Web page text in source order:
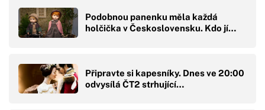
Podobnou panenku měla každá
holčička v Československu. Kdo jí…
Připravte si kapesníky. Dnes ve 20:00
odvysílá ČT2 strhující…